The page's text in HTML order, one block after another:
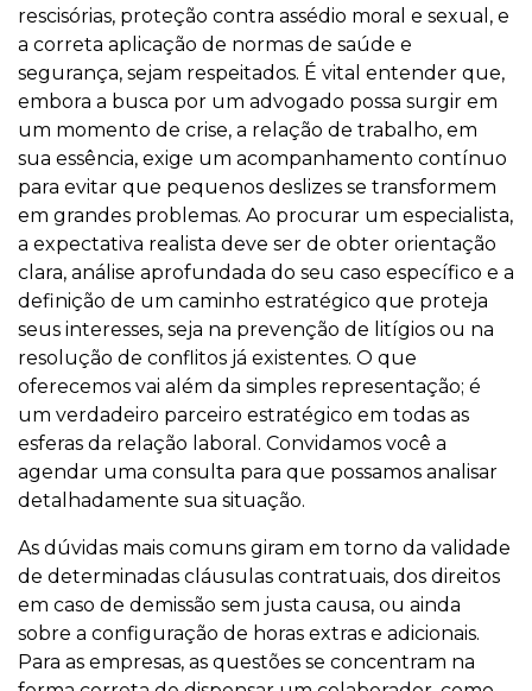
rescisórias, proteção contra assédio moral e sexual, e
a correta aplicação de normas de saúde e
segurança, sejam respeitados. É vital entender que,
embora a busca por um advogado possa surgir em
um momento de crise, a relação de trabalho, em
sua essência, exige um acompanhamento contínuo
para evitar que pequenos deslizes se transformem
em grandes problemas. Ao procurar um especialista,
a expectativa realista deve ser de obter orientação
clara, análise aprofundada do seu caso específico e a
definição de um caminho estratégico que proteja
seus interesses, seja na prevenção de litígios ou na
resolução de conflitos já existentes. O que
oferecemos vai além da simples representação; é
um verdadeiro parceiro estratégico em todas as
esferas da relação laboral. Convidamos você a
agendar uma consulta para que possamos analisar
detalhadamente sua situação.
As dúvidas mais comuns giram em torno da validade
de determinadas cláusulas contratuais, dos direitos
em caso de demissão sem justa causa, ou ainda
sobre a configuração de horas extras e adicionais.
Para as empresas, as questões se concentram na